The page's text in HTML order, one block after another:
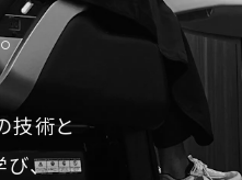
技術と
、